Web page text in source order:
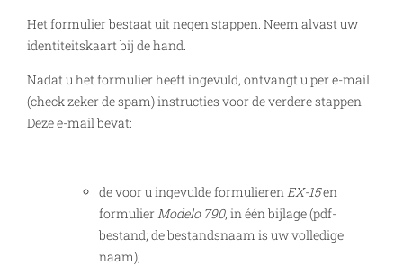
Het formulier bestaat uit negen stappen. Neem alvast uw
identiteitskaart bij de hand.
Nadat u het formulier heeft ingevuld, ontvangt u per e-mail
(check zeker de spam) instructies voor de verdere stappen.
Deze e-mail bevat:
de voor u ingevulde formulierenEX-15en
formulierModelo 790, in één bijlage (pdf-
bestand; de bestandsnaam is uw volledige
naam);